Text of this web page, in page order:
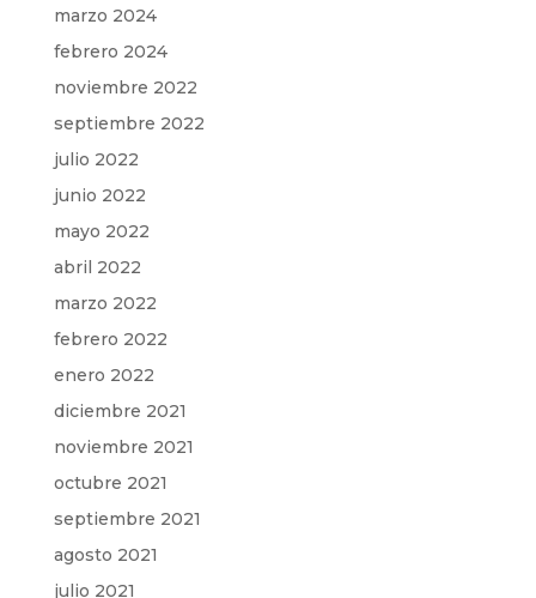
marzo 2024
febrero 2024
noviembre 2022
septiembre 2022
julio 2022
junio 2022
mayo 2022
abril 2022
marzo 2022
febrero 2022
enero 2022
diciembre 2021
noviembre 2021
octubre 2021
septiembre 2021
agosto 2021
julio 2021